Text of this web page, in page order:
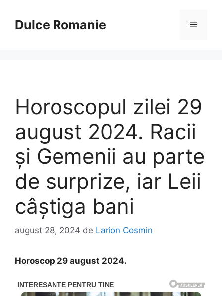
conținutDulce Romanie Meniu
Horoscopul zilei 29
august 2024. Racii
și Gemenii au parte
de surprize, iar Leii
câștiga bani
august 28, 2024 de Larion Cosmin
Horoscop 29 august 2024.